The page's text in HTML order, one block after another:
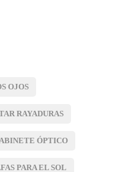
OJOS
RAYADURAS
ÓPTICO
PARA EL SOL